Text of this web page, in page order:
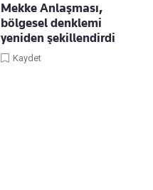
Mekke Anlaşması,
bölgesel denklemi
yeniden şekillendirdi
Kaydet